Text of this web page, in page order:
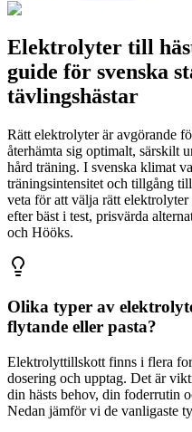
Elektrolyter till
guide för svenska
tävlingshästar
Rätt elektrolyter är avgörande
återhämta sig optimalt, särskilt
hård träning. I svenska klimat
träningsintensitet och tillgång
veta för att välja rätt
efter bäst i test, prisvärda
och Hööks.
Olika typer av
flytande eller pasta?
Elektrolyttillskott finns i flera
dosering och upptag. Det är
din hästs behov, din foderrutin
Nedan jämför vi de vanligaste